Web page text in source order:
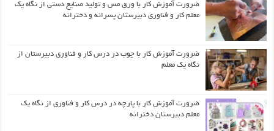
ضرورت آموزش کار با ورق مس و تولید صنایع دستی از نگاه یک
معلم کار و فناوری دبیرستان پسرانه و دخترانه
ضرورت آموزش کار با چوب در درس کار و فناوری دبیرستان از
نگاه یک معلم
ضرورت آموزش کار با پارچه در درس کار و فناوری از نگاه یک
معلم دبیرستان دخترانه